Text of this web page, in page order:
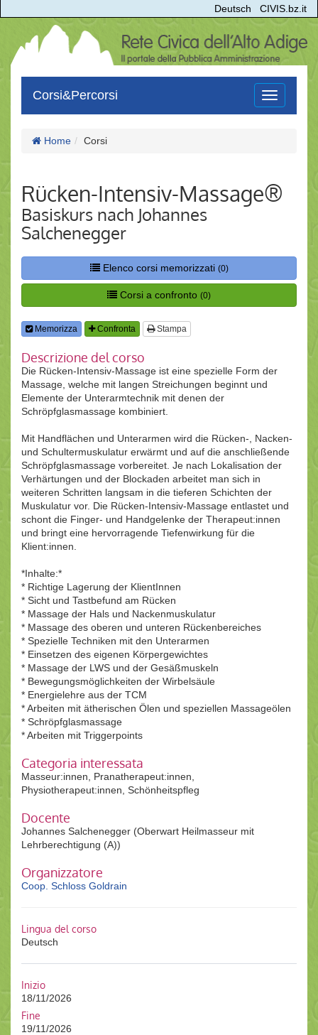
Deutsch CIVIS.bz.it
Toggle
navigation
Corsi&Percorsi
Home Corsi
Rücken-Intensiv-Massage®
Basiskurs nach Johannes
Salchenegger
Elenco corsi memorizzati (0)
Corsi a confronto (0)
Memorizza Confronta Stampa
Descrizione del corso
Die Rücken-Intensiv-Massage ist eine spezielle Form der
Massage, welche mit langen Streichungen beginnt und
Elemente der Unterarmtechnik mit denen der
Schröpfglasmassage kombiniert.
Mit Handflächen und Unterarmen wird die Rücken-, Nacken-
und Schultermuskulatur erwärmt und auf die anschließende
Schröpfglasmassage vorbereitet. Je nach Lokalisation der
Verhärtungen und der Blockaden arbeitet man sich in
weiteren Schritten langsam in die tieferen Schichten der
Muskulatur vor. Die Rücken-Intensiv-Massage entlastet und
schont die Finger- und Handgelenke der Therapeut:innen
und bringt eine hervorragende Tiefenwirkung für die
Klient:innen.
*Inhalte:*
* Richtige Lagerung der KlientInnen
* Sicht und Tastbefund am Rücken
* Massage der Hals und Nackenmuskulatur
* Massage des oberen und unteren Rückenbereiches
* Spezielle Techniken mit den Unterarmen
* Einsetzen des eigenen Körpergewichtes
* Massage der LWS und der Gesäßmuskeln
* Bewegungsmöglichkeiten der Wirbelsäule
* Energielehre aus der TCM
* Arbeiten mit ätherischen Ölen und speziellen Massageölen
* Schröpfglasmassage
* Arbeiten mit Triggerpoints
Categoria interessata
Masseur:innen, Pranatherapeut:innen,
Physiotherapeut:innen, Schönheitspfleg
Docente
Johannes Salchenegger (Oberwart Heilmasseur mit
Lehrberechtigung (A))
Organizzatore
Coop. Schloss Goldrain
Lingua del corso
Deutsch
Inizio
18/11/2026
Fine
19/11/2026